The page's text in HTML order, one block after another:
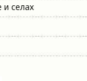
и селах